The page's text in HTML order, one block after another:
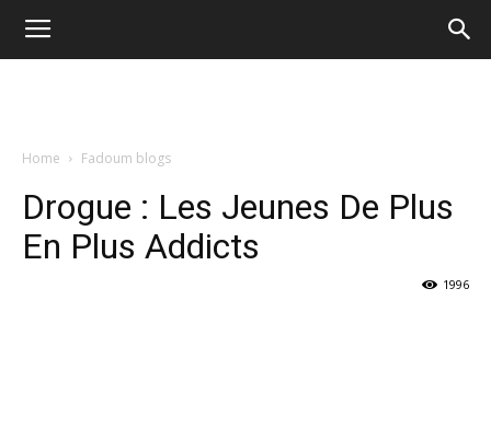
Home Fadoum blogs
Drogue : Les Jeunes De Plus
En Plus Addicts
1996